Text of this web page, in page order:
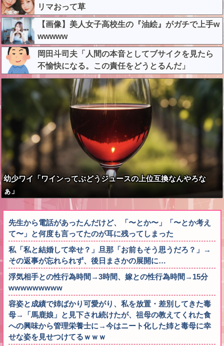
リマおって草
【画像】美人女子高校生の『油絵』がガチで上手w
wwwww
岡田斗司夫「人間の本音としてブサイクを見たら
不愉快になる。この責任をどうとるんだ」
幼少ワイ「ワインってぶどうジュースの上位互換なんやろな
ぁ」
先生から電話があったんだけど、「〜とか〜」「〜とか考え
て〜」と何度も言ってたのが耳に残ってしまった
私「私と結婚して幸せ？」旦那「お前もそう思うだろ？」→
その返事が忘れられず、後日まさかの展開に…
浮気相手との性行為時間→3時間、嫁との性行為時間→15分
wwwwwwwww
容姿と成績で姉ばかり可愛がり、私を放置・差別してきた毒
母→「馬鹿娘」と見下され続けたが、祖母の教えてくれた食
への興味から管理栄養士に→今はニート化した姉と毒母に幸
せな姿を見せつけてるｗｗｗ